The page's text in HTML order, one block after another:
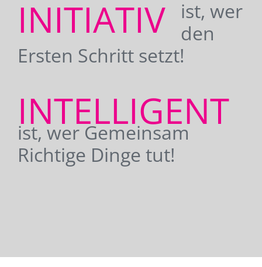
INITIATIV
ist, wer
den
Ersten Schritt setzt!
INTELLIGENT
ist, wer Gemeinsam
Richtige Dinge tut!